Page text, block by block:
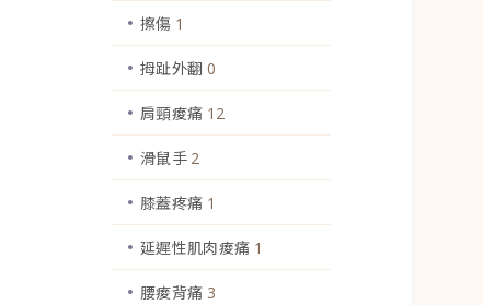
擦傷 1
拇趾外翻 0
肩頸痠痛 12
滑鼠手 2
膝蓋疼痛 1
延遲性肌肉痠痛 1
腰痠背痛 3